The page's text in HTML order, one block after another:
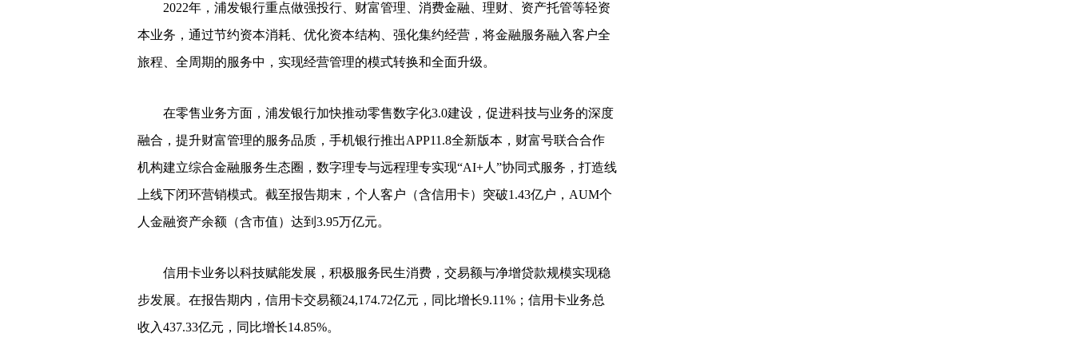
2022年，浦发银行重点做强投行、财富管理、消费金融、理财、资产托管等轻资
本业务，通过节约资本消耗、优化资本结构、强化集约经营，将金融服务融入客户全
旅程、全周期的服务中，实现经营管理的模式转换和全面升级。
在零售业务方面，浦发银行加快推动零售数字化3.0建设，促进科技与业务的深度
融合，提升财富管理的服务品质，手机银行推出APP11.8全新版本，财富号联合合作
机构建立综合金融服务生态圈，数字理专与远程理专实现“AI+人”协同式服务，打造线
上线下闭环营销模式。截至报告期末，个人客户（含信用卡）突破1.43亿户，AUM个
人金融资产余额（含市值）达到3.95万亿元。
信用卡业务以科技赋能发展，积极服务民生消费，交易额与净增贷款规模实现稳
步发展。在报告期内，信用卡交易额24,174.72亿元，同比增长9.11%；信用卡业务总
收入437.33亿元，同比增长14.85%。